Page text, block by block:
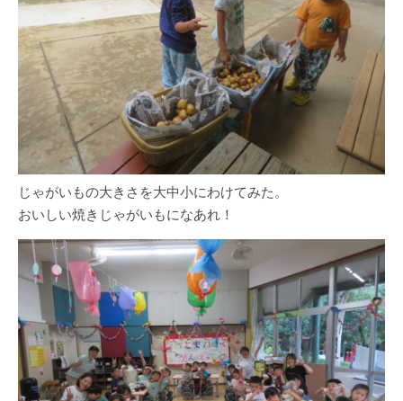
じゃがいもの大きさを大中小にわけてみた。
おいしい焼きじゃがいもになあれ！